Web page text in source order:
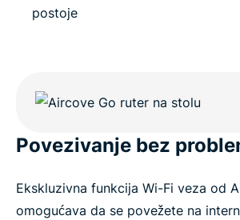
postoje
Povezivanje bez
Ekskluzivna funkcija Wi-Fi veza od
omogućava da se povežete na